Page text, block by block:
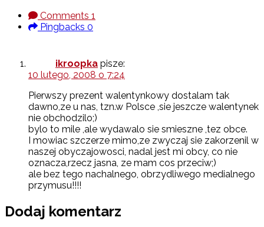
Comments 1
Pingbacks 0
ikroopka pisze:
10 lutego, 2008 o 7:24
Pierwszy prezent walentynkowy dostalam tak
dawno,ze u nas, tzn.w Polsce ,sie jeszcze walentynek
nie obchodzilo;)
bylo to mile ,ale wydawalo sie smieszne ,tez obce.
I mowiac szczerze mimo,ze zwyczaj sie zakorzenil w
naszej obyczajowosci, nadal jest mi obcy, co nie
oznacza,rzecz jasna, ze mam cos przeciw;)
ale bez tego nachalnego, obrzydliwego medialnego
przymusu!!!!
Dodaj komentarz